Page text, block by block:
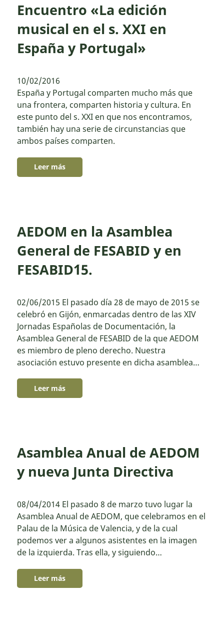
Encuentro «La edición
musical en el s. XXI en
España y Portugal»
10/02/2016
España y Portugal comparten mucho más que
una frontera, comparten historia y cultura. En
este punto del s. XXI en que nos encontramos,
también hay una serie de circunstancias que
ambos países comparten.
Leer más
AEDOM en la Asamblea
General de FESABID y en
FESABID´15.
02/06/2015 El pasado día 28 de mayo de 2015 se
celebró en Gijón, enmarcadas dentro de las XIV
Jornadas Españolas de Documentación, la
Asamblea General de FESABID de la que AEDOM
es miembro de pleno derecho. Nuestra
asociación estuvo presente en dicha asamblea…
Leer más
Asamblea Anual de AEDOM
y nueva Junta Directiva
08/04/2014 El pasado 8 de marzo tuvo lugar la
Asamblea Anual de AEDOM, que celebramos en el
Palau de la Música de Valencia, y de la cual
podemos ver a algunos asistentes en la imagen
de la izquierda. Tras ella, y siguiendo…
Leer más